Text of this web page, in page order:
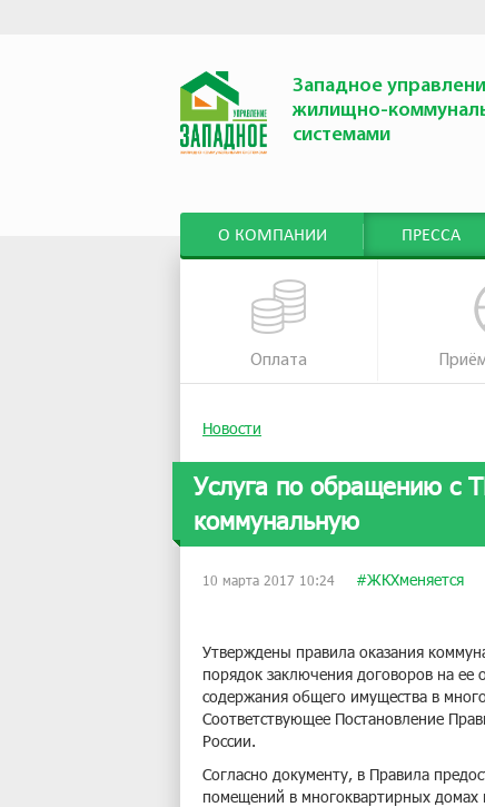
Западное
жилищно-
системами
О КОМПАНИИ ПРЕССА
Оплата
Новости
Услуга по обращению с
коммунальную
10 марта 2017 10:24 #ЖКХменяется
Утверждены правила оказания
порядок заключения договоров на ее
содержания общего имущества в
Соответствующее Постановление
России.
Согласно документу, в Правила
помещений в многоквартирных домах